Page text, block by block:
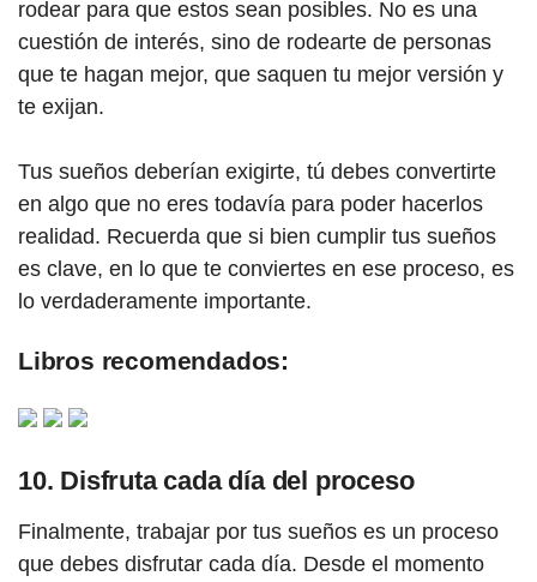
rodear para que estos sean posibles. No es una
cuestión de interés, sino de rodearte de personas
que te hagan mejor, que saquen tu mejor versión y
te exijan.
Tus sueños deberían exigirte, tú debes convertirte
en algo que no eres todavía para poder hacerlos
realidad. Recuerda que si bien cumplir tus sueños
es clave, en lo que te conviertes en ese proceso, es
lo verdaderamente importante.
Libros recomendados:
10. Disfruta cada día del proceso
Finalmente, trabajar por tus sueños es un proceso
que debes disfrutar cada día. Desde el momento